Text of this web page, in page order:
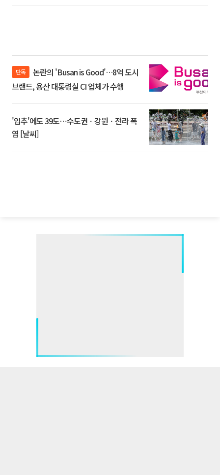
단독
브랜드, 용산 대통령실 CI 업체가 수행
'입추'에도 39도⋯수도권ㆍ강원ㆍ전라 폭
염 [날씨]